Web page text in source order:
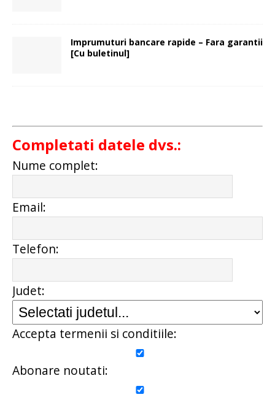
Imprumuturi bancare rapide – Fara garantii
[Cu buletinul]
Completati datele dvs.:
Nume complet:
Email:
Telefon:
Judet:
Accepta termenii si conditiile:
Abonare noutati: